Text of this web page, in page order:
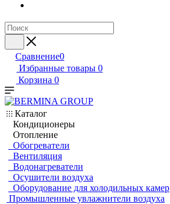
Сравнение0
Избранные товары 0
Корзина 0
Каталог
Кондиционеры
Отопление
Обогреватели
Вентиляция
Водонагреватели
Осушители воздуха
Оборудование для холодильных камер
Промышленные увлажнители воздуха